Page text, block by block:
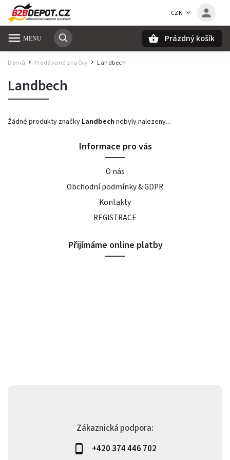
CZK
Prázdný košík
Domů / Prodávané značky / Landbech
Landbech
Žádné produkty značky Landbech nebyly nalezeny...
Zákaznická podpora:
+420 374 446 702
Informace pro vás
O nás
Obchodní podmínky & GDPR
Kontakty
REGISTRACE
Přijímáme online platby